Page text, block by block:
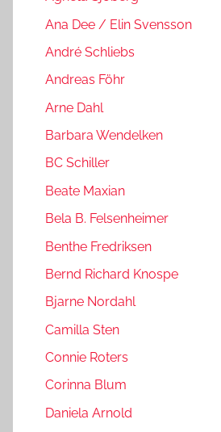
Ana Dee / Elin Svensson
André Schliebs
Andreas Föhr
Arne Dahl
Barbara Wendelken
BC Schiller
Beate Maxian
Bela B. Felsenheimer
Benthe Fredriksen
Bernd Richard Knospe
Bjarne Nordahl
Camilla Sten
Connie Roters
Corinna Blum
Daniela Arnold